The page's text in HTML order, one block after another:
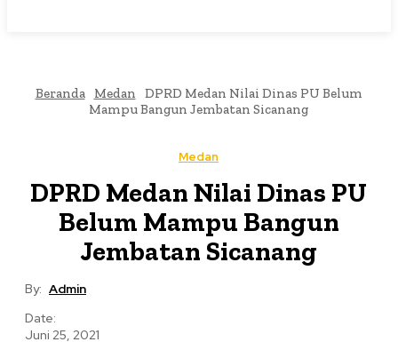
Beranda Medan
DPRD Medan Nilai Dinas PU Belum
Mampu Bangun Jembatan Sicanang
Medan
DPRD Medan Nilai Dinas PU
Belum Mampu Bangun
Jembatan Sicanang
By: Admin
Date:
Juni 25, 2021